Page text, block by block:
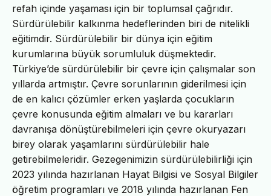
refah içinde yaşaması için bir toplumsal çağrıdır.
Sürdürülebilir kalkınma hedeflerinden biri de nitelikli
eğitimdir. Sürdürülebilir bir dünya için eğitim
kurumlarına büyük sorumluluk düşmektedir.
Türkiye’de sürdürülebilir bir çevre için çalışmalar son
yıllarda artmıştır. Çevre sorunlarının giderilmesi için
de en kalıcı çözümler erken yaşlarda çocukların
çevre konusunda eğitim almaları ve bu kararları
davranışa dönüştürebilmeleri için çevre okuryazarı
birey olarak yaşamlarını sürdürülebilir hale
getirebilmeleridir. Gezegenimizin sürdürülebilirliği için
2023 yılında hazırlanan Hayat Bilgisi ve Sosyal Bilgiler
öğretim programları ve 2018 yılında hazırlanan Fen